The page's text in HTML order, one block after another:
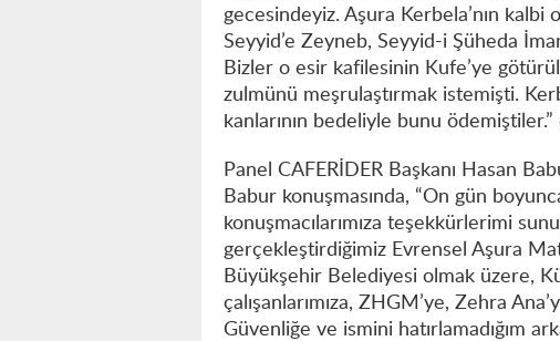
gecesindeyiz. Aşura Kerbela’nın kalbi
Seyyid’e Zeyneb, Seyyid-i Şüheda
Bizler o esir kafilesinin Kufe’ye
zulmünü meşrulaştırmak istemişti.
kanlarının bedeliyle bunu ödemiştiler.”
Panel CAFERİDER Başkanı Hasan
Babur konuşmasında, “On gün
konuşmacılarımıza teşekkürlerimi
gerçekleştirdiğimiz Evrensel Aşura
Büyükşehir Belediyesi olmak üzere,
çalışanlarımıza, ZHGM’ye, Zehra
Güvenliğe ve ismini hatırlamadığım